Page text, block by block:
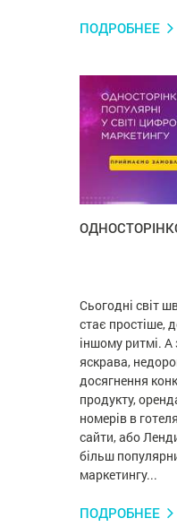
ПОДРОБНЕЕ
Сьогодні світ
стає простіше,
іншому ритмі. А
яскрава,
досягнення
продукту,
номерів в
сайти, або
більш
маркетингу...
ПОДРОБНЕЕ